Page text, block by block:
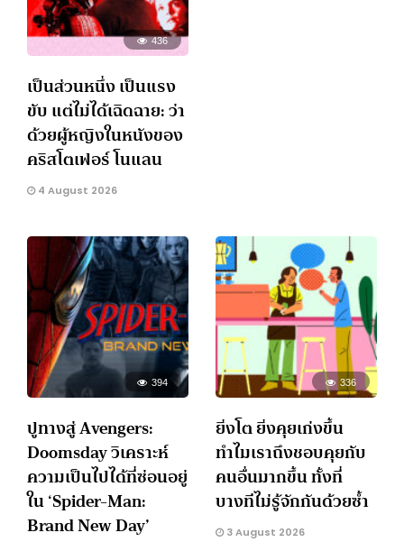
436
เป็นส่วนหนึ่ง เป็นแรง
ขับ แต่ไม่ได้เฉิดฉาย: ว่า
ด้วยผู้หญิงในหนังของ
คริสโตเฟอร์ โนแลน
4 August 2026
394
ปูทางสู่ Avengers:
Doomsday วิเคราะห์
ความเป็นไปได้ที่ซ่อนอยู่
ใน ‘Spider-Man:
Brand New Day’
336
ยิ่งโต ยิ่งคุยเก่งขึ้น
ทำไมเราถึงชอบคุยกับ
คนอื่นมากขึ้น ทั้งที่
บางทีไม่รู้จักกันด้วยซ้ำ
3 August 2026